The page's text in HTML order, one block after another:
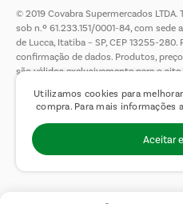
Utilizamos cookies para
compra. Para mais informações
Aceitar
© 2019 Covabra Supermercados LTDA.
sob n.º 61.233.151/0001-84, com sede
de Lucca, Itatiba – SP, CEP 13255-
confirmação de dados. Produtos,
são válidos exclusivamente para o
de limitar a quantidade máxima de
vendemos no atacado. Fotos
entrega de bebidas alcoólicas a
n.° 8069/90, art. 81, inciso II (Estatuto